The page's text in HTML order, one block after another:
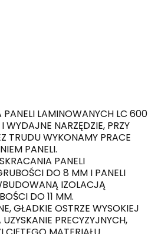
LAMINOWANYCH LC 600
WYDAJNE NARZĘDZIE, PRZY
TRUDU WYKONAMY PRACE
PANELI.
PANELI
DO 8 MM I PANELI
IZOLACJĄ
DO 11 MM.
GŁADKIE OSTRZE WYSOKIEJ
PRECYZYJNYCH,